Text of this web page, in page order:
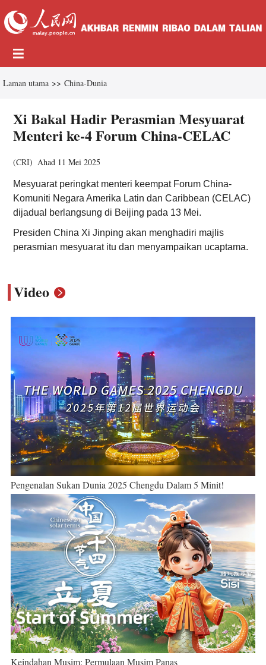
Laman utama >> China-Dunia
Xi Bakal Hadir Perasmian Mesyuarat
Menteri ke-4 Forum China-CELAC
(CRI) Ahad 11 Mei 2025
Mesyuarat peringkat menteri keempat Forum China-
Komuniti Negara Amerika Latin dan Caribbean (CELAC)
dijadual berlangsung di Beijing pada 13 Mei.
Presiden China Xi Jinping akan menghadiri majlis
perasmian mesyuarat itu dan menyampaikan ucaptama.
Video
Pengenalan Sukan Dunia 2025 Chengdu Dalam 5 Minit!
Keindahan Musim: Permulaan Musim Panas